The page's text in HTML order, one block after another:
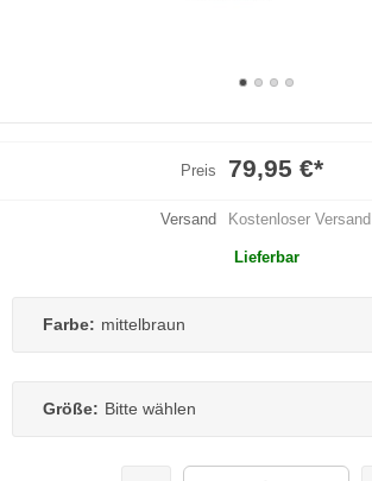
Preis 79,95 €*
Versand Kostenloser Versand
Lieferbar
Farbe: mittelbraun
Größe: Bitte wählen